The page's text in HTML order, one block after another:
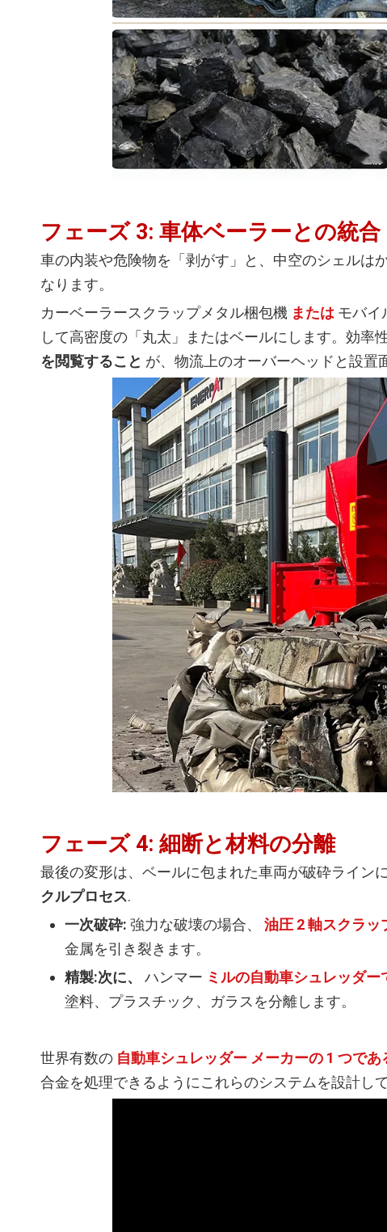
フェーズ 3: 車体ベーラーとの統合
車の内装や危険物を「剥がす」と、中空のシェルは
なります。
カーベーラースクラップメタル梱包機 または モバイ
して高密度の「丸太」またはベールにします。効
を閲覧すること が、物流上のオーバーヘッドと設置
フェーズ 4: 細断と材料の分離
最後の変形は、ベールに包まれた車両が破砕ライン
クルプロセス.
一次破砕: 強力な破壊の場合、 油圧 2 軸スクラッ
金属を引き裂きます。
精製:次に、
ハンマー ミルの自動車シュレッダー
塗料、プラスチック、ガラスを分離します。
世界有数の 自動車シュレッダー メーカーの 1 つであ
合金を処理できるようにこれらのシステムを設計して